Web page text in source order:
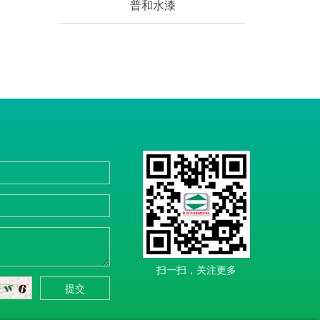
普和水漆
提交
扫一扫，关注更多